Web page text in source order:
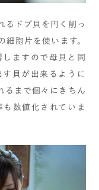
るドブ貝を円く削っ
胞片を使います。
ますので母貝と同
貝が出来るように
るまで個々にきちん
数値化されていま